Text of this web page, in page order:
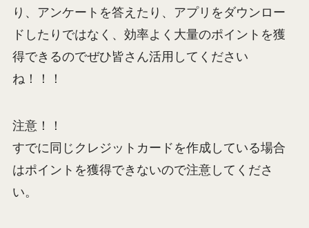
り、アンケートを答えたり、アプリをダウンロー
ドしたりではなく、効率よく大量のポイントを獲
得できるのでぜひ皆さん活用してください
ね！！！
注意！！
すでに同じクレジットカードを作成している場合
はポイントを獲得できないので注意してくださ
い。